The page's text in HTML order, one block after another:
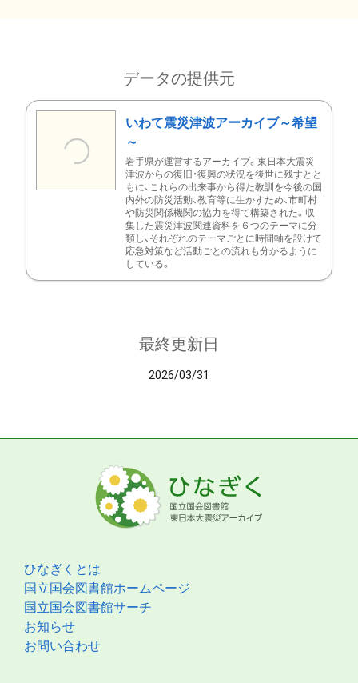
データの提供元
いわて震災津波アーカイブ～希望
～
岩手県が運営するアーカイブ。東日本大震災
津波からの復旧・復興の状況を後世に残すとと
もに、これらの出来事から得た教訓を今後の国
内外の防災活動、教育等に生かすため、市町村
や防災関係機関の協力を得て構築された。収
集した震災津波関連資料を６つのテーマに分
類し、それぞれのテーマごとに時間軸を設けて
応急対策など活動ごとの流れも分かるように
している。
最終更新日
2026/03/31
ひなぎくとは
国立国会図書館ホームページ
国立国会図書館サーチ
お知らせ
お問い合わせ